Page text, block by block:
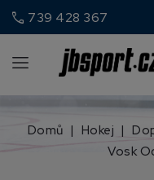
call 739 428 367
Domů Hokej
Vosk